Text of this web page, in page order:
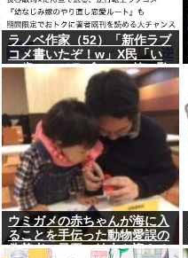
ラノベ作家（52）「新作ラブ
コメ書いたぞ！w」X民「い
い歳こいてラブコメ（笑）恥
ずかしくないの？」
ウミガメの赤ちゃんが海に入
ることを手伝った動物愛誤の
偽善者、最悪の結末を迎える